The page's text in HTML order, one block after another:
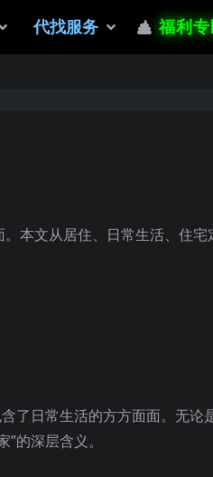
代找服务 福利
本文从居住、日常生活、住宅
了日常生活的方方面面。无论
的深层含义。